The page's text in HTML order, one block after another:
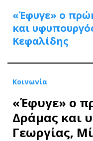
«Έφυγε» ο
και
Κεφαλίδης
Κοινωνία
«Έφυγε» ο
Δράμας και
Γεωργίας,